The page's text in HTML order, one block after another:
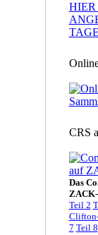
HIER
CRS
Das
Teil 2
7 Teil 8